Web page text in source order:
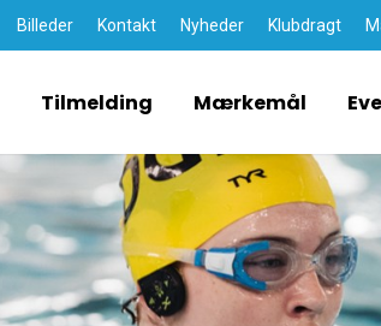
Billeder Kontakt Nyheder Klubdragt
Tilmelding Mærkemål